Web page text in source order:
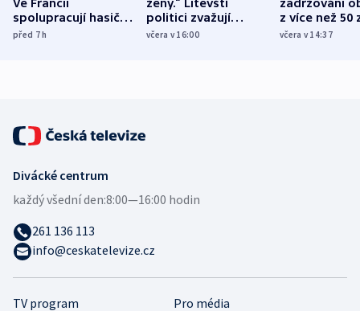
Ve Francii
spolupracují hasiči z
různých zemí
před 7h
ženy.“ Litevští
politici zvažují
dohodu o
včera v 16:00
zadržováni
z více než 50
Bojovali na
včera v 14:37
TV program Pro média
Divácké centrum
každý všední den:8:00—16:00 hodin
261 136 113
info@ceskatelevize.cz